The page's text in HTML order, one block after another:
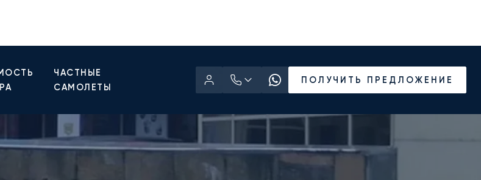
ЧАСТНЫЕ
САМОЛЕТЫ
ПОЛУЧИТЬ ПРЕДЛОЖЕНИЕ